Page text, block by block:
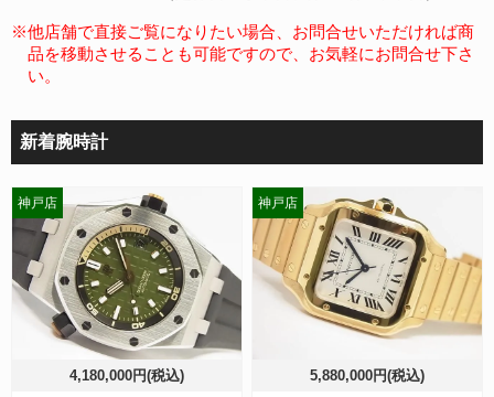
※他店舗で直接ご覧になりたい場合、お問合せいただければ商
品を移動させることも可能ですので、お気軽にお問合せ下さ
い。
新着腕時計
4,180,000円(税込)
神戸店
5,880,000円(税込)
神戸店